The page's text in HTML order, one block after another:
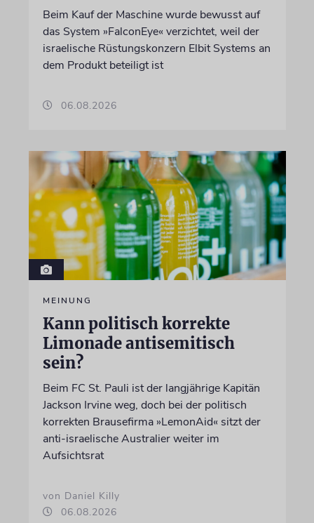
Beim Kauf der Maschine wurde bewusst auf
das System »FalconEye« verzichtet, weil der
israelische Rüstungskonzern Elbit Systems an
dem Produkt beteiligt ist
06.08.2026
MEINUNG
Kann politisch korrekte
Limonade antisemitisch
sein?
Beim FC St. Pauli ist der langjährige Kapitän
Jackson Irvine weg, doch bei der politisch
korrekten Brausefirma »LemonAid« sitzt der
anti-israelische Australier weiter im
Aufsichtsrat
von Daniel Killy
06.08.2026